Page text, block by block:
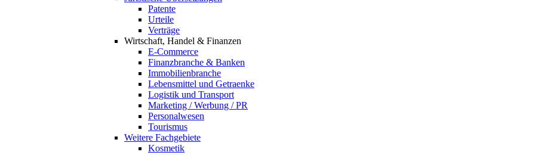
Patente
Urteile
Verträge
Wirtschaft, Handel & Finanzen
E-Commerce
Finanzbranche & Banken
Immobilienbranche
Lebensmittel und Getraenke
Logistik und Transport
Marketing / Werbung / PR
Personalwesen
Tourismus
Weitere Fachgebiete
Kosmetik